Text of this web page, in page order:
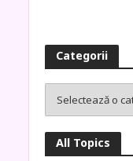
Categorii
All Topics